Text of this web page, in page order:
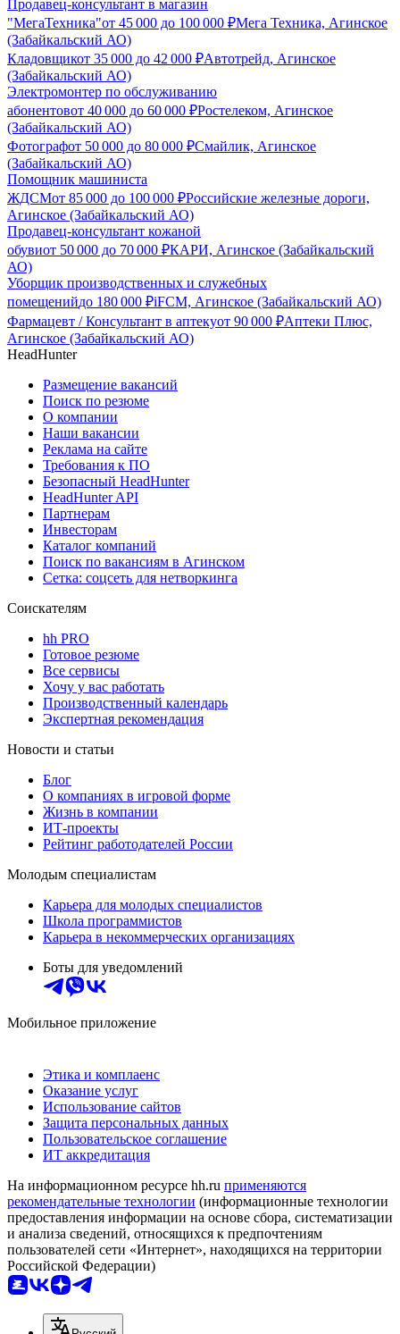
Продавец-консультант в магазин
"МегаТехника"от 45 000 до 100 000 ₽Мега Техника, Агинское
(Забайкальский АО)
Кладовщикот 35 000 до 42 000 ₽Автотрейд, Агинское
(Забайкальский АО)
Электромонтер по обслуживанию
абонентовот 40 000 до 60 000 ₽Ростелеком, Агинское
(Забайкальский АО)
Фотографот 50 000 до 80 000 ₽Смайлик, Агинское
(Забайкальский АО)
Помощник машиниста
ЖДСМот 85 000 до 100 000 ₽Российские железные дороги,
Агинское (Забайкальский АО)
Продавец-консультант кожаной
обувиот 50 000 до 70 000 ₽КАРИ, Агинское (Забайкальский
АО)
Уборщик производственных и служебных
помещенийдо 180 000 ₽iFCM, Агинское (Забайкальский АО)
Фармацевт / Консультант в аптекуот 90 000 ₽Аптеки Плюс,
Агинское (Забайкальский АО)
HeadHunter
Размещение вакансий
Поиск по резюме
О компании
Наши вакансии
Реклама на сайте
Требования к ПО
Безопасный HeadHunter
HeadHunter API
Партнерам
Инвесторам
Каталог компаний
Поиск по вакансиям в Агинском
Сетка: соцсеть для нетворкинга
Соискателям
hh PRO
Готовое резюме
Все сервисы
Хочу у вас работать
Производственный календарь
Экспертная рекомендация
Новости и статьи
Блог
О компаниях в игровой форме
Жизнь в компании
ИТ-проекты
Рейтинг работодателей России
Молодым специалистам
Карьера для молодых специалистов
Школа программистов
Карьера в некоммерческих организациях
Боты для уведомлений
Мобильное приложение
Этика и комплаенс
Оказание услуг
Использование сайтов
Защита персональных данных
Пользовательское соглашение
ИТ аккредитация
На информационном ресурсе hh.ru применяются
рекомендательные технологии (информационные технологии
предоставления информации на основе сбора, систематизации
и анализа сведений, относящихся к предпочтениям
пользователей сети «Интернет», находящихся на территории
Российской Федерации)